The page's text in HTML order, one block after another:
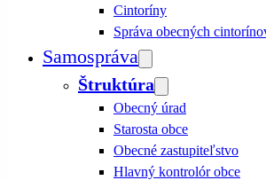
Cintoríny
Správa obecných
Samospráva
Štruktúra
Obecný úrad
Starosta obce
Obecné zastupiteľstvo
Hlavný kontrolór obce